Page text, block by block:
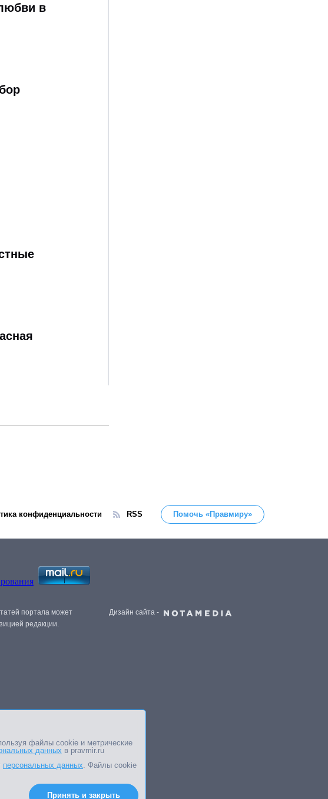
в
конфиденциальности RSS Помочь «Правмиру»
портала может
редакции.
Дизайн сайта -
файлы cookie и метрические
данных в pravmir.ru
персональных данных. Файлы cookie
Принять и закрыть